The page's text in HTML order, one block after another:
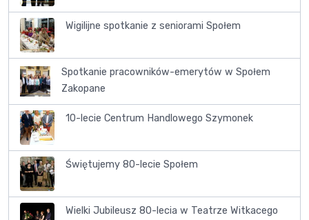
Wigilijne spotkanie z seniorami Społem
Spotkanie pracowników-emerytów w Społem
Zakopane
10-lecie Centrum Handlowego Szymonek
Świętujemy 80-lecie Społem
Wielki Jubileusz 80-lecia w Teatrze Witkacego